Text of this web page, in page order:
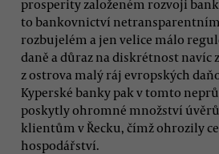
prosperity založeném rozvoji
to bankovnictví
rozbujelém a jen velice málo
daně a důraz na diskrétnost navíc
z ostrova malý ráj evropských
Kyperské banky pak v tomto
poskytly ohromné množství
klientům v Řecku, čímž ohrozily
hospodářství.